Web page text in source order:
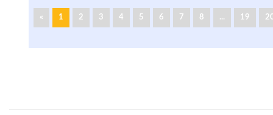
« 1 2 3 4 5 6 7 8 ... 19